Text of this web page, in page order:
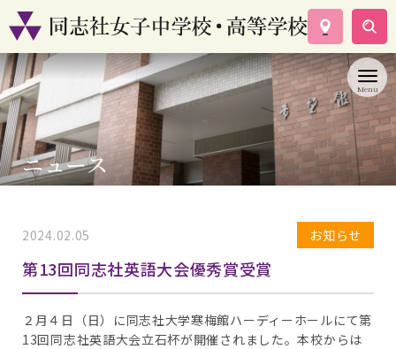
学校案内
コース紹介
学校生活
入試情報
資料請求
ニュース
2024.02.05 お知らせ
第13回同志社英語大会優秀賞受賞
２月４日（日）に同志社大学寒梅館ハーディーホールにて第
13回同志社英語大会立石杯が開催されました。本校からは